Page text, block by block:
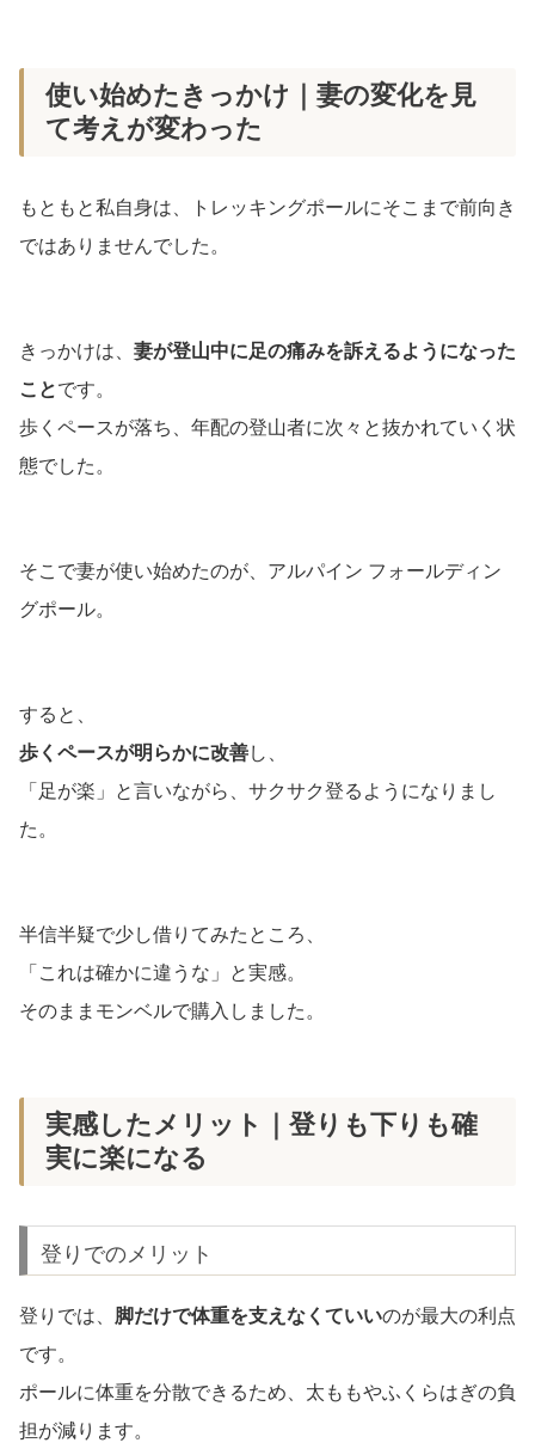
使い始めたきっかけ｜妻の変化を見
て考えが変わった
もともと私自身は、トレッキングポールにそこまで前向き
ではありませんでした。
きっかけは、 妻が登山中に足の痛みを訴えるようになった
ことです。
歩くペースが落ち、年配の登山者に次々と抜かれていく状
態でした。
そこで妻が使い始めたのが、アルパイン フォールディン
グポール。
すると、
歩くペースが明らかに改善し、
「足が楽」と言いながら、サクサク登るようになりまし
た。
半信半疑で少し借りてみたところ、
「これは確かに違うな」と実感。
そのままモンベルで購入しました。
実感したメリット｜登りも下りも確
実に楽になる
登りでのメリット
登りでは、 脚だけで体重を支えなくていいのが最大の利点
です。
ポールに体重を分散できるため、太ももやふくらはぎの負
担が減ります。